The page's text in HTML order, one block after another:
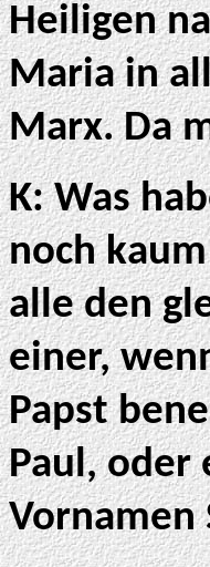
Heiligen
Maria in
Marx. Da
K: Was
noch
alle den
einer,
Papst
Paul, oder
Vornamen